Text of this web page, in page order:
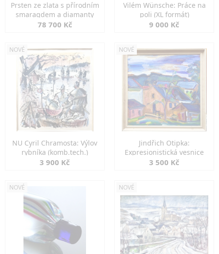
Prsten ze zlata s přírodním
smaragdem a diamanty
78 700 Kč
Vilém Wünsche: Práce na
poli (XL formát)
9 000 Kč
NOVÉ
NU Cyril Chramosta: Výlov
rybníka (komb.tech.)
3 900 Kč
NOVÉ
Jindřich Otipka:
Expresionistická vesnice
3 500 Kč
NOVÉ NOVÉ